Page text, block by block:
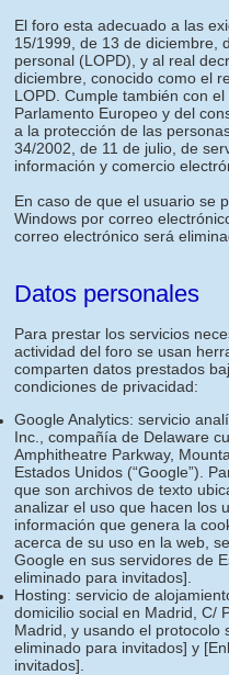
El foro esta adecuado a las
15/1999, de 13 de diciembre,
personal (LOPD), y al real
diciembre, conocido como el
LOPD. Cumple también con
Parlamento Europeo y del
a la protección de las
34/2002, de 11 de julio, de
información y comercio
En caso de que el usuario se
Windows por correo
correo electrónico será
Datos personales
Para prestar los servicios
actividad del foro se usan
comparten datos prestados
condiciones de privacidad:
Google Analytics: servicio
Inc., compañía de Delaware
Amphitheatre Parkway,
Estados Unidos (“Google”).
que son archivos de texto
analizar el uso que hacen los
información que genera la
acerca de su uso en la web,
Google en sus servidores de
eliminado para invitados]
Hosting: servicio de
domicilio social en Madrid, C/
Madrid, y usando el protocolo
eliminado para invitados] y
invitados]